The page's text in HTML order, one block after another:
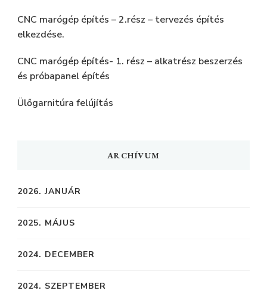
CNC marógép építés – 2.rész – tervezés építés
elkezdése.
CNC marógép építés- 1. rész – alkatrész beszerzés
és próbapanel építés
Ülőgarnitúra felújítás
ARCHÍVUM
2026. JANUÁR
2025. MÁJUS
2024. DECEMBER
2024. SZEPTEMBER